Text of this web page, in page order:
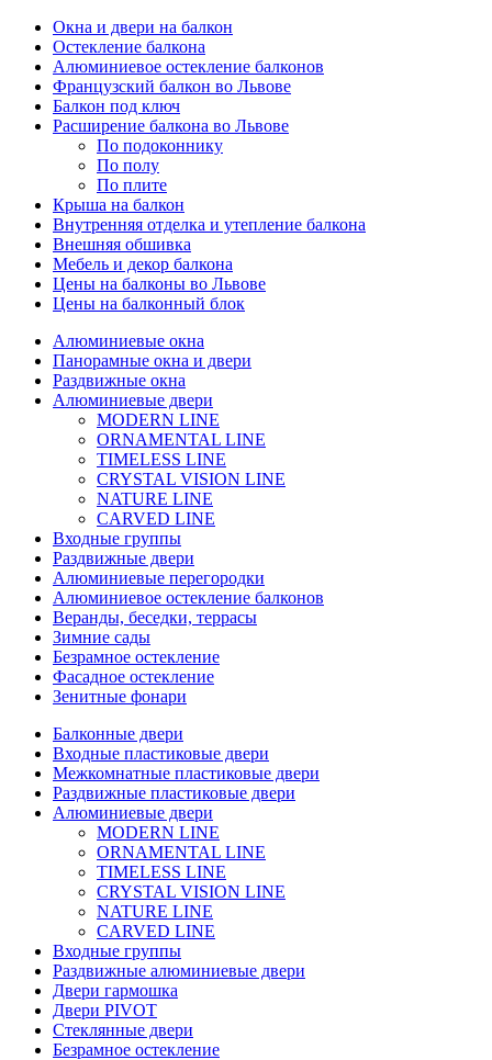
Окна и двери на балкон
Остекление балкона
Алюминиевое остекление балконов
Французский балкон во Львове
Балкон под ключ
Расширение балкона во Львове
По подоконнику
По полу
По плите
Крыша на балкон
Внутренняя отделка и утепление балкона
Внешняя обшивка
Мебель и декор балкона
Цены на балконы во Львове
Цены на балконный блок
Алюминиевые окна
Панорамные окна и двери
Раздвижные окна
Алюминиевые двери
MODERN LINE
ORNAMENTAL LINE
TIMELESS LINE
CRYSTAL VISION LINE
NATURE LINE
CARVED LINE
Входные группы
Раздвижные двери
Алюминиевые перегородки
Алюминиевое остекление балконов
Веранды, беседки, террасы
Зимние сады
Безрамное остекление
Фасадное остекление
Зенитные фонари
Балконные двери
Входные пластиковые двери
Межкомнатные пластиковые двери
Раздвижные пластиковые двери
Алюминиевые двери
MODERN LINE
ORNAMENTAL LINE
TIMELESS LINE
CRYSTAL VISION LINE
NATURE LINE
CARVED LINE
Входные группы
Раздвижные алюминиевые двери
Двери гармошка
Двери PIVOT
Стеклянные двери
Безрамное остекление